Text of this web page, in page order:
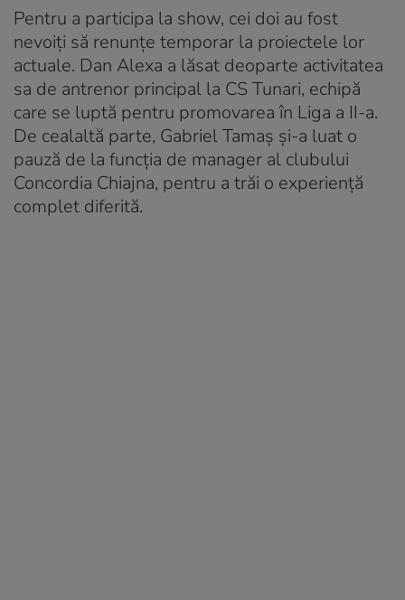
Pentru a participa la show, cei doi au fost
nevoiți să renunțe temporar la proiectele lor
actuale. Dan Alexa a lăsat deoparte activitatea
sa de antrenor principal la CS Tunari, echipă
care se luptă pentru promovarea în Liga a II-a.
De cealaltă parte, Gabriel Tamaș și-a luat o
pauză de la funcția de manager al clubului
Concordia Chiajna, pentru a trăi o experiență
complet diferită.